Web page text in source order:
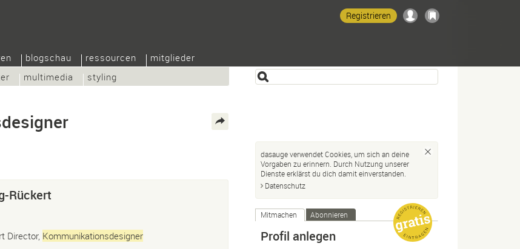
multimedia styling
blogschau ressourcen mitglieder
Registrieren
Rückert
Director, Kommunikationsdesigner
dasauge verwendet Cookies, um sich an deine
Vorgaben zu erinnern. Durch Nutzung unserer
Dienste erklärst du dich damit einverstanden.
Datenschutz
Mitmachen Abonnieren
Profil anlegen